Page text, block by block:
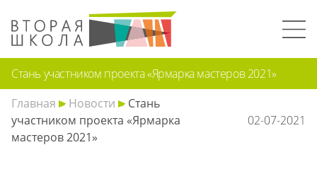
Стань участником проекта «Ярмарка мастеров 2021»
Главная
Новости
Стань
участником проекта «Ярмарка
мастеров 2021»
02-07-2021